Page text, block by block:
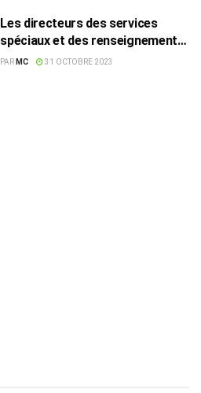
Les directeurs des services
spéciaux et des renseignements
limogés
PAR MC 31 OCTOBRE 2023